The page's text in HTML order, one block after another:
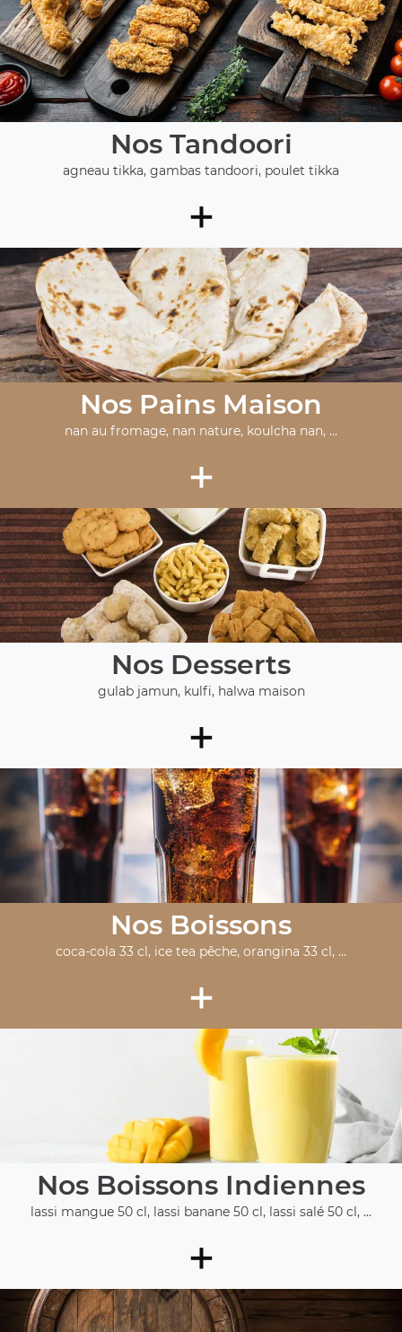
Nos Tandoori
agneau tikka, gambas tandoori, poulet tikka
+
Nos Pains Maison
nan au fromage, nan nature, koulcha nan, ...
+
Nos Desserts
gulab jamun, kulfi, halwa maison
+
Nos Boissons
coca-cola 33 cl, ice tea pêche, orangina 33 cl, ...
+
Nos Boissons Indiennes
lassi mangue 50 cl, lassi banane 50 cl, lassi salé 50 cl, ...
+